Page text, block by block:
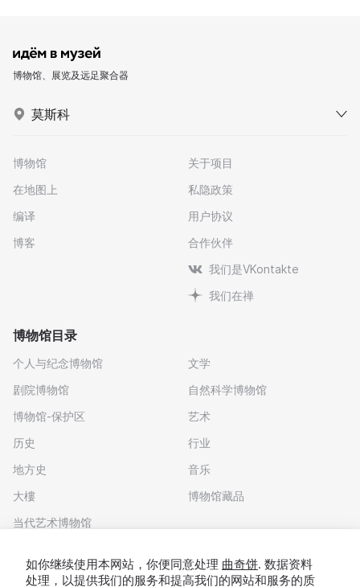
博物馆、展览及远足聚合器
莫斯科
博物馆
在地图上
编译
博客
关于项目
私隐政策
用户协议
合作伙伴
我们是VKontakte
我们在禅
博物馆目录
个人与纪念博物馆
剧院博物馆
博物馆-保护区
历史
地方史
大樓
当代艺术博物馆
文学
自然科学博物馆
艺术
行业
音乐
博物馆藏品
如你继续使用本网站，你便同意处理 曲奇饼. 数据资料
处理，以提供我们的服务和提高我们的网站和服务的质